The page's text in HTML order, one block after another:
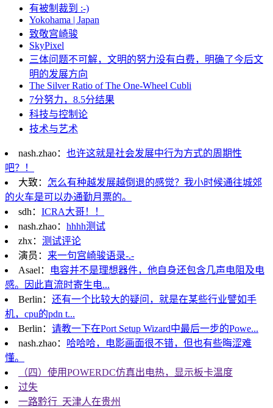
有被制裁到 :-)
Yokohama | Japan
致敬宫崎骏
SkyPixel
三体问题不可解，文明的努力没有白费，明确了今后文
明的发展方向
The Silver Ratio of The One-Wheel Cubli
7分努力，8.5分结果
科技与控制论
技术与艺术
nash.zhao： 也许这就是社会发展中行为方式的周期性
吧？！
大致： 怎么有种越发展越倒退的感觉？我小时候通往城郊
的火车是可以办通勤月票的。
sdh： ICRA大哥！！
nash.zhao： hhhh测试
zhx： 测试评论
演员： 来一句宫崎骏语录-.-
Asael：
电容并不是理想器件，他自身还包含几声电阻及电
感。因此直流时寄生电...
Berlin： 还有一个比较大的疑问，就是在某些行业譬如手
机，cpu的pdn t...
Berlin： 请教一下在Port Setup Wizard中最后一步的Powe...
nash.zhao： 哈哈哈，电影画面很不错，但也有些晦涩难
懂。
（四）使用POWERDC仿真出电热，显示板卡温度
过失
一路黔行_天津人在贵州